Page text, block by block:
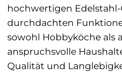
hochwertigen
durchdachten
sowohl Hobbyköche als
anspruchsvolle
Qualität und